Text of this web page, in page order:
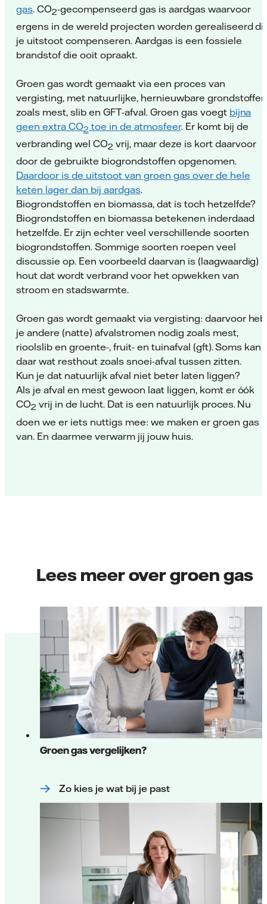
gas. CO2-gecompenseerd gas is aardgas waarvoor
ergens in de wereld projecten worden gerealiseerd
je uitstoot compenseren. Aardgas is een fossiele
brandstof die ooit opraakt.
Groen gas wordt gemaakt via een proces van
vergisting, met natuurlijke, hernieuwbare grondstoffen
zoals mest, slib en GFT-afval. Groen gas voegt bijna
geen extra CO2 toe in de atmosfeer. Er komt bij de
verbranding wel CO2 vrij, maar deze is kort daarvoor
door de gebruikte biogrondstoffen opgenomen.
Daardoor is de uitstoot van groen gas over de hele
keten lager dan bij aardgas.
Biogrondstoffen en biomassa, dat is toch hetzelfde?
Biogrondstoffen en biomassa betekenen inderdaad
hetzelfde. Er zijn echter veel verschillende soorten
biogrondstoffen. Sommige soorten roepen veel
discussie op. Een voorbeeld daarvan is (laagwaardig)
hout dat wordt verbrand voor het opwekken van
stroom en stadswarmte.
Groen gas wordt gemaakt via vergisting: daarvoor heb
je andere (natte) afvalstromen nodig zoals mest,
rioolslib en groente-, fruit- en tuinafval (gft). Soms kan
daar wat resthout zoals snoei-afval tussen zitten.
Kun je dat natuurlijk afval niet beter laten liggen?
Als je afval en mest gewoon laat liggen, komt er óók
CO2 vrij in de lucht. Dat is een natuurlijk proces. Nu
doen we er iets nuttigs mee: we maken er groen gas
van. En daarmee verwarm jij jouw huis.
Lees meer over groen gas
Groen gas vergelijken?
Zo kies je wat bij je past